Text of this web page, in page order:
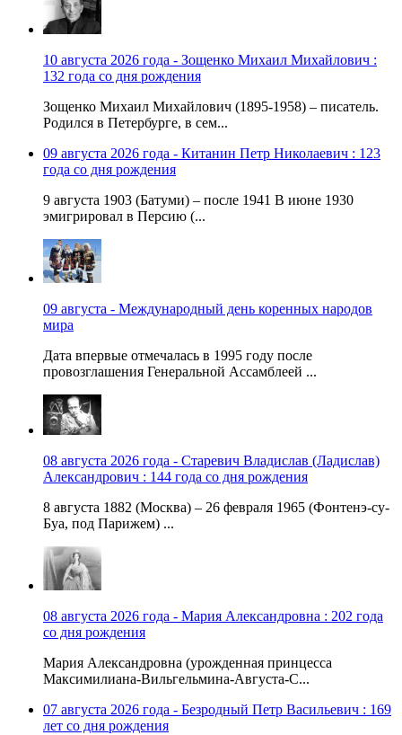
10 августа 2026 года - Зощенко Михаил Михайлович :
132 года со дня рождения
Зощенко Михаил Михайлович (1895-1958) – писатель.
Родился в Петербурге, в сем...
09 августа 2026 года - Китанин Петр Николаевич : 123
года со дня рождения
9 августа 1903 (Батуми) – после 1941 В июне 1930
эмигрировал в Персию (...
09 августа - Международный день коренных народов
мира
Дата впервые отмечалась в 1995 году после
провозглашения Генеральной Ассамблеей ...
08 августа 2026 года - Старевич Владислав (Ладислав)
Александрович : 144 года со дня рождения
8 августа 1882 (Москва) – 26 февраля 1965 (Фонтенэ-су-
Буа, под Парижем) ...
08 августа 2026 года - Мария Александровна : 202 года
со дня рождения
Мария Александровна (урожденная принцесса
Максимилиана-Вильгельмина-Августа-С...
07 августа 2026 года - Безродный Петр Васильевич : 169
лет со дня рождения